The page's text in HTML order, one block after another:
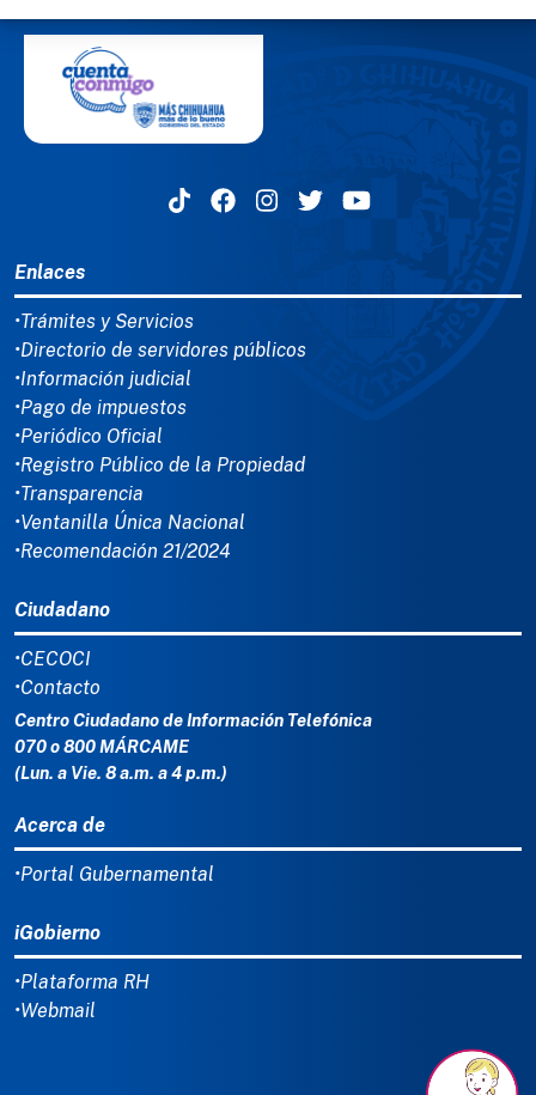
Enlaces
•Trámites y Servicios
•Directorio de servidores públicos
•Información judicial
•Pago de impuestos
•Periódico Oficial
•Registro Público de la Propiedad
•Transparencia
•Ventanilla Única Nacional
•Recomendación 21/2024
Ciudadano
•CECOCI
•Contacto
Centro Ciudadano de Información Telefónica
070 o 800 MÁRCAME
(Lun. a Vie. 8 a.m. a 4 p.m.)
Acerca de
•Portal Gubernamental
iGobierno
•Plataforma RH
•Webmail